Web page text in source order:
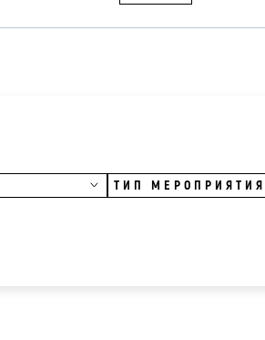
ТИП МЕРОПРИЯТИЯ